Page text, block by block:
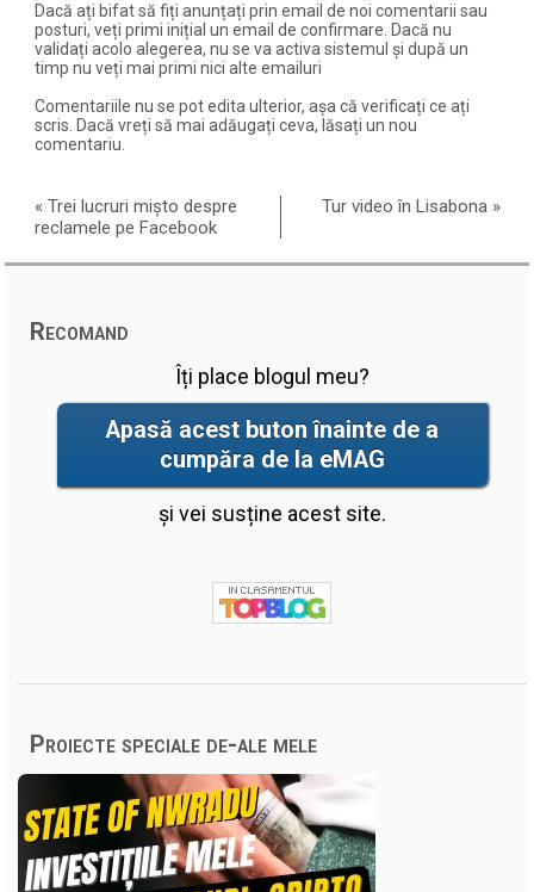
Dacă ați bifat să fiți anunțați prin email de noi comentarii sau
posturi, veți primi inițial un email de confirmare. Dacă nu
validați acolo alegerea, nu se va activa sistemul și după un
timp nu veți mai primi nici alte emailuri
Comentariile nu se pot edita ulterior, așa că verificați ce ați
scris. Dacă vreți să mai adăugați ceva, lăsați un nou
comentariu.
«Trei lucruri mișto despre
reclamele pe Facebook
Tur video în Lisabona »
Recomand
Îți place blogul meu?
Apasă acest buton înainte de a
cumpăra de la eMAG
și vei susține acest site.
Proiecte speciale de-ale mele